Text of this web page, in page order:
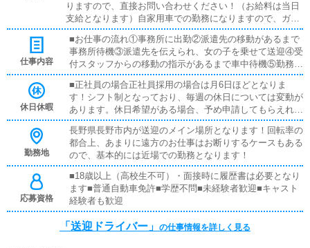
りますので、直接お問い合わせください！（お給料は当日
支給となります）自家用車での勤務になりますので、ガソ
リン代分を支給しております！
仕事内容
■お仕事の流れ①事務所に出勤②派遣先の移動があるまで
事務所待機③派遣先を伝えられ、女の子を乗せて送迎④受
付スタッフからの移動の指示があるまで車中待機⑤勤務終
了後、事務所にて清算を行います※送迎中の時間のある時
は買い出し、清掃等お手伝いいただくことはあります・安
全運転を心がけている方・飲酒運転は絶対しない一般常識
をわきまえている方・女の子とは必要外のトークはNGと
しています・2シーター以外の自家用車であればお使いい
ただけます
休日休暇
■正社員の場合正社員採用の場合は月6日ほどとなりま
す！シフト制となっており、毎週の休日については変動が
あります。休日希望がある場合、予め申請してもらえれば
ご希望にそった休日を設定させていただきます！■アルバ
イト採用の場合・自分が働ける日だけ構いません！・その
ため、休日休暇に関しては自分の都合に合わせて働けま
す！
勤務地
長野県長野市内が送迎のメイン場所となります！回転率の
都合上、あまりに遠方のお仕事はお断りするケースもある
ので、基本的には近場での勤務となります！
応募資格
■18歳以上（高校生不可）・面接時に履歴書は必要となり
ます■普通自動車免許■学歴不問■未経験者歓迎■キャスト
経験者も歓迎
「送迎ドライバー」 の仕事情報を詳しく見る